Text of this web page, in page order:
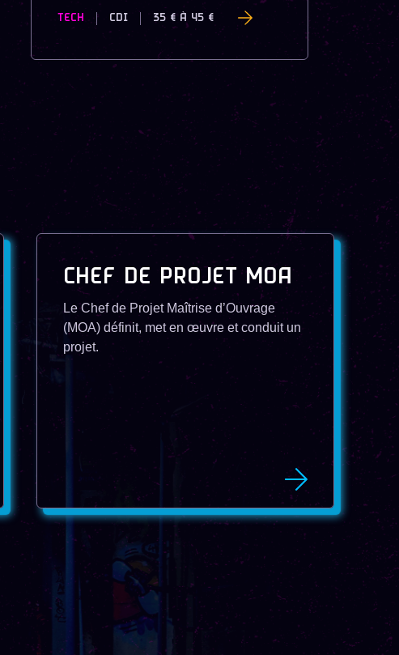
TECH CDI 35 € À 45 €
CHEF DE PROJET MOA
Le Chef de Projet Maîtrise d’Ouvrage
(MOA) définit, met en œuvre et conduit un
projet.